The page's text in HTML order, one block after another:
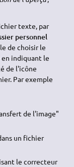
texte, par
personnel
de choisir le
indiquant le
de l'icône
Par exemple
de l'image"
un fichier
le correcteur